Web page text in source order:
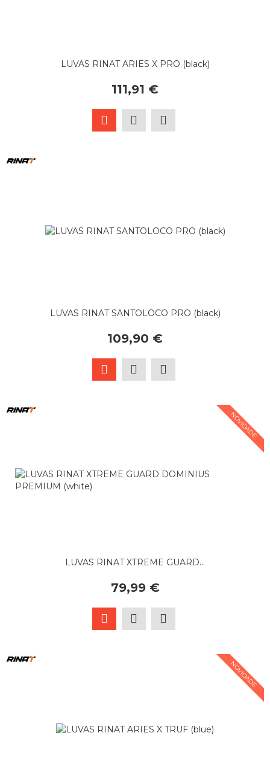
LUVAS RINAT ARIES X PRO (black)
111,91 €
LUVAS RINAT SANTOLOCO PRO (black)
109,90 €
NOVIDADE
LUVAS RINAT XTREME GUARD...
79,99 €
NOVIDADE